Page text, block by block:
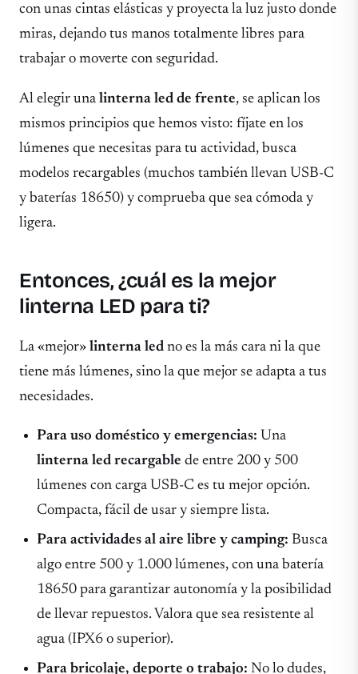
con unas cintas elásticas y proyecta la luz justo donde
miras, dejando tus manos totalmente libres para
trabajar o moverte con seguridad.
Al elegir una linterna led de frente, se aplican los
mismos principios que hemos visto: fíjate en los
lúmenes que necesitas para tu actividad, busca
modelos recargables (muchos también llevan USB-C
y baterías 18650) y comprueba que sea cómoda y
ligera.
Entonces, ¿cuál es la mejor
linterna LED para ti?
La «mejor» linterna led no es la más cara ni la que
tiene más lúmenes, sino la que mejor se adapta a tus
necesidades.
Para uso doméstico y emergencias: Una
linterna led recargable de entre 200 y 500
lúmenes con carga USB-C es tu mejor opción.
Compacta, fácil de usar y siempre lista.
Para actividades al aire libre y camping: Busca
algo entre 500 y 1.000 lúmenes, con una batería
18650 para garantizar autonomía y la posibilidad
de llevar repuestos. Valora que sea resistente al
agua (IPX6 o superior).
Para bricolaje, deporte o trabajo: No lo dudes,